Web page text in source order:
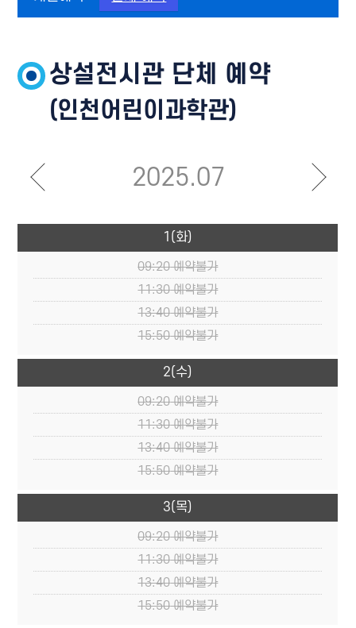
상설전시관 단체 예약
(인천어린이과학관)
2025.07
1 (화)
09:20예약불가
11:30예약불가
13:40예약불가
15:50예약불가
2(수)
09:20예약불가
11:30예약불가
13:40예약불가
15:50예약불가
3(목)
09:20예약불가
11:30예약불가
13:40예약불가
15:50예약불가